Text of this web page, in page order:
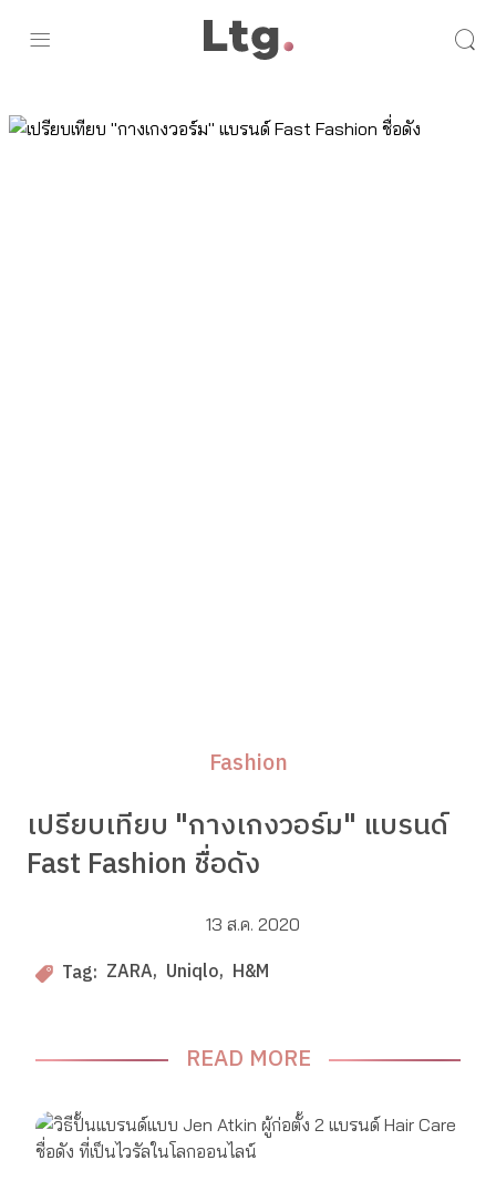
Fashion
เปรียบเทียบ "กางเกงวอร์ม" แบรนด์
Fast Fashion ชื่อดัง
13 ส.ค. 2020
Tag: ZARA Uniqlo H&M
READ MORE